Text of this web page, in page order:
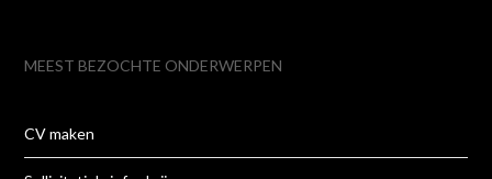
MEEST BEZOCHTE ONDERWERPEN
CV maken